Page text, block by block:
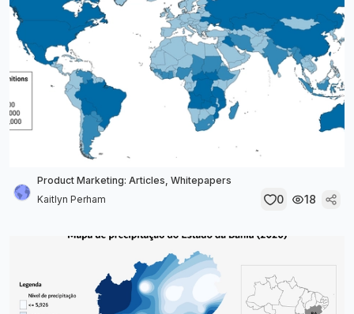
Product Marketing: Articles, Whitepapers
Kaitlyn Perham
0 18